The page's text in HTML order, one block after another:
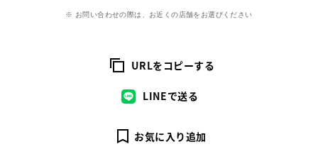
※ お問い合わせの際は、お近くの店舗をお選びください
URLをコピーする
LINEで送る
お気に入り追加